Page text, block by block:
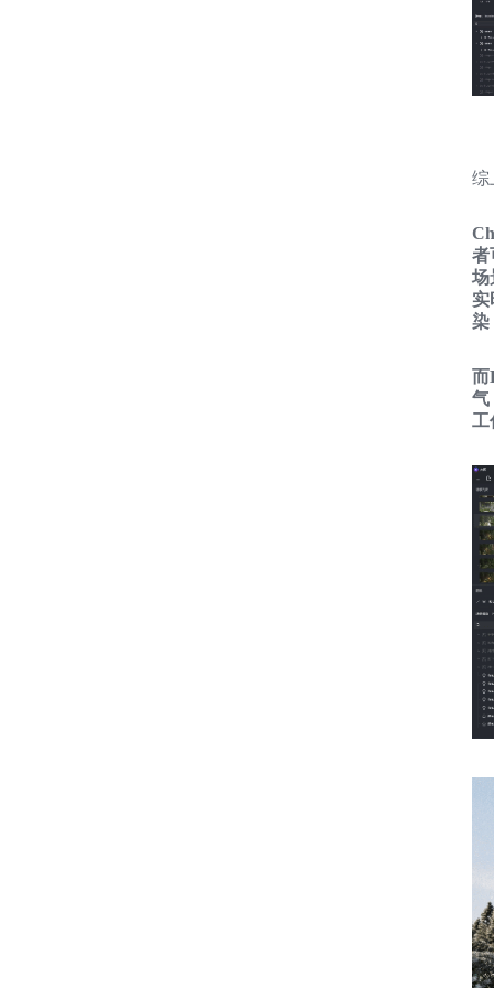
综
者
场
实
染
而
气
工